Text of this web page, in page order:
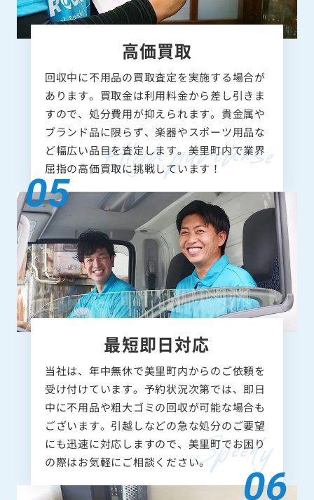
高価買取
回収中に不用品の買取査定を実施する場合が
あります。買取金は利用料金から差し引きま
すので、処分費用が抑えられます。貴金属や
ブランド品に限らず、楽器やスポーツ用品な
ど幅広い品目を査定します。美里町内で業界
屈指の高価買取に挑戦しています！
最短即日対応
当社は、年中無休で美里町内からのご依頼を
受け付けています。予約状況次第では、即日
中に不用品や粗大ゴミの回収が可能な場合も
ございます。引越しなどの急な処分のご要望
にも迅速に対応しますので、美里町でお困り
の際はお気軽にご相談ください。